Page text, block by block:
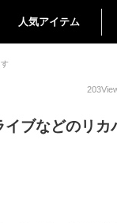
人気アイテム
203
ブなどのリカ